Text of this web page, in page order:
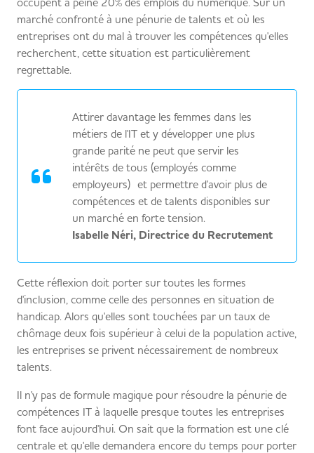
marché confronté à une pénurie de talents et où les
entreprises ont du mal à trouver les compétences qu'elles
recherchent, cette situation est particulièrement
regrettable.
Attirer davantage les femmes dans les
métiers de l'IT et y développer une plus
grande parité ne peut que servir les
intérêts de tous (employés comme
employeurs) et permettre d'avoir plus de
compétences et de talents disponibles sur
un marché en forte tension.
Isabelle Néri, Directrice du Recrutement
Cette réflexion doit porter sur toutes les formes
d'inclusion, comme celle des personnes en situation de
handicap. Alors qu'elles sont touchées par un taux de
chômage deux fois supérieur à celui de la population active,
les entreprises se privent nécessairement de nombreux
talents.
Il n'y pas de formule magique pour résoudre la pénurie de
compétences IT à laquelle presque toutes les entreprises
font face aujourd'hui. On sait que la formation est une clé
centrale et qu'elle demandera encore du temps pour porter